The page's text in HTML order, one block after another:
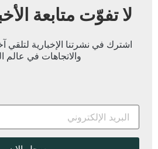
لا تفوّت متابعة
اشترك في نشرتنا الإخبارية لتلقي
والاتجاهات في عالم